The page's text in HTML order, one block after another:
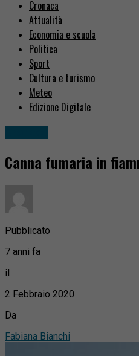
Cronaca
Attualità
Economia e scuola
Politica
Sport
Cultura e turismo
Meteo
Edizione Digitale
Canna fumaria in
Pubblicato
7 anni fa
il
2 Febbraio 2020
Da
Fabiana Bianchi